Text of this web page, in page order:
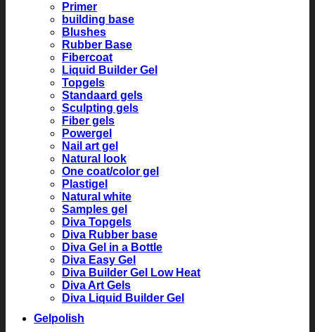
Primer
building base
Blushes
Rubber Base
Fibercoat
Liquid Builder Gel
Topgels
Standaard gels
Sculpting gels
Fiber gels
Powergel
Nail art gel
Natural look
One coat/color gel
Plastigel
Natural white
Samples gel
Diva Topgels
Diva Rubber base
Diva Gel in a Bottle
Diva Easy Gel
Diva Builder Gel Low Heat
Diva Art Gels
Diva Liquid Builder Gel
Gelpolish